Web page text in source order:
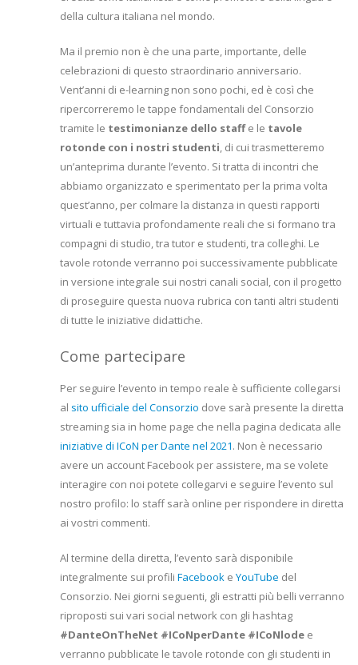
della cultura italiana nel mondo.
Ma il premio non è che una parte, importante, delle
celebrazioni di questo straordinario anniversario.
Vent’anni di e-learning non sono pochi, ed è così che
ripercorreremo le tappe fondamentali del Consorzio
tramite le testimonianze dello staffe le tavole
rotonde con i nostri studenti, di cui trasmetteremo
un’anteprima durante l’evento. Si tratta di incontri che
abbiamo organizzato e sperimentato per la prima volta
quest’anno, per colmare la distanza in questi rapporti
virtuali e tuttavia profondamente reali che si formano tra
compagni di studio, tra tutor e studenti, tra colleghi. Le
tavole rotonde verranno poi successivamente pubblicate
in versione integrale sui nostri canali social, con il progetto
di proseguire questa nuova rubrica con tanti altri studenti
di tutte le iniziative didattiche.
Come partecipare
Per seguire l’evento in tempo reale è sufficiente collegarsi
al sito ufficiale del Consorzio dove sarà presente la diretta
streaming sia in home page che nella pagina dedicata alle
iniziative di ICoN per Dante nel 2021. Non è necessario
avere un account Facebook per assistere, ma se volete
interagire con noi potete collegarvi e seguire l’evento sul
nostro profilo: lo staff sarà online per rispondere in diretta
ai vostri commenti.
Al termine della diretta, l’evento sarà disponibile
integralmente sui profili Facebook e YouTube del
Consorzio. Nei giorni seguenti, gli estratti più belli verranno
riproposti sui vari social network con gli hashtag
#DanteOnTheNet #ICoNperDante #ICoNlode e
verranno pubblicate le tavole rotonde con gli studenti in